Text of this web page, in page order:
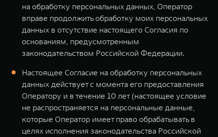
на обработку персональных данных, Оператор
вправе продолжить обработку моих персональных
данных в отсутствие настоящего Согласия по
основаниям, предусмотренным
законодательством Российской Федерации.
Настоящее Согласие на обработку персональных
данных действует с момента его предоставления
Оператору и в течение 10 лет (настоящее условие
не распространяется на персональные данные,
которые Оператор имеет право обрабатывать в
целях исполнения законодательства Российской